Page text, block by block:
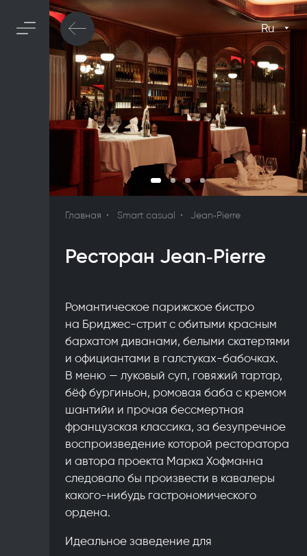
Ru
Главная Smart casual Jean‑Pierre
Ресторан Jean‑Pierre
Романтическое парижское бистро
на Бриджес-стрит с обитыми красным
бархатом диванами, белыми скатертями
и официантами в галстуках-бабочках.
В меню — луковый суп, говяжий тартар,
бёф бургиньон, ромовая баба с кремом
шантийи и прочая бессмертная
французская классика, за безупречное
воспроизведение которой ресторатора
и автора проекта Марка Хофманна
следовало бы произвести в кавалеры
какого-нибудь гастрономического
ордена.
Идеальное заведение для